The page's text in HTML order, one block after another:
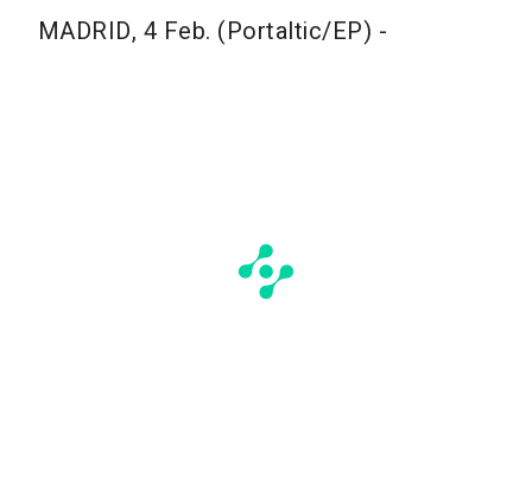
MADRID, 4 Feb. (Portaltic/EP) -